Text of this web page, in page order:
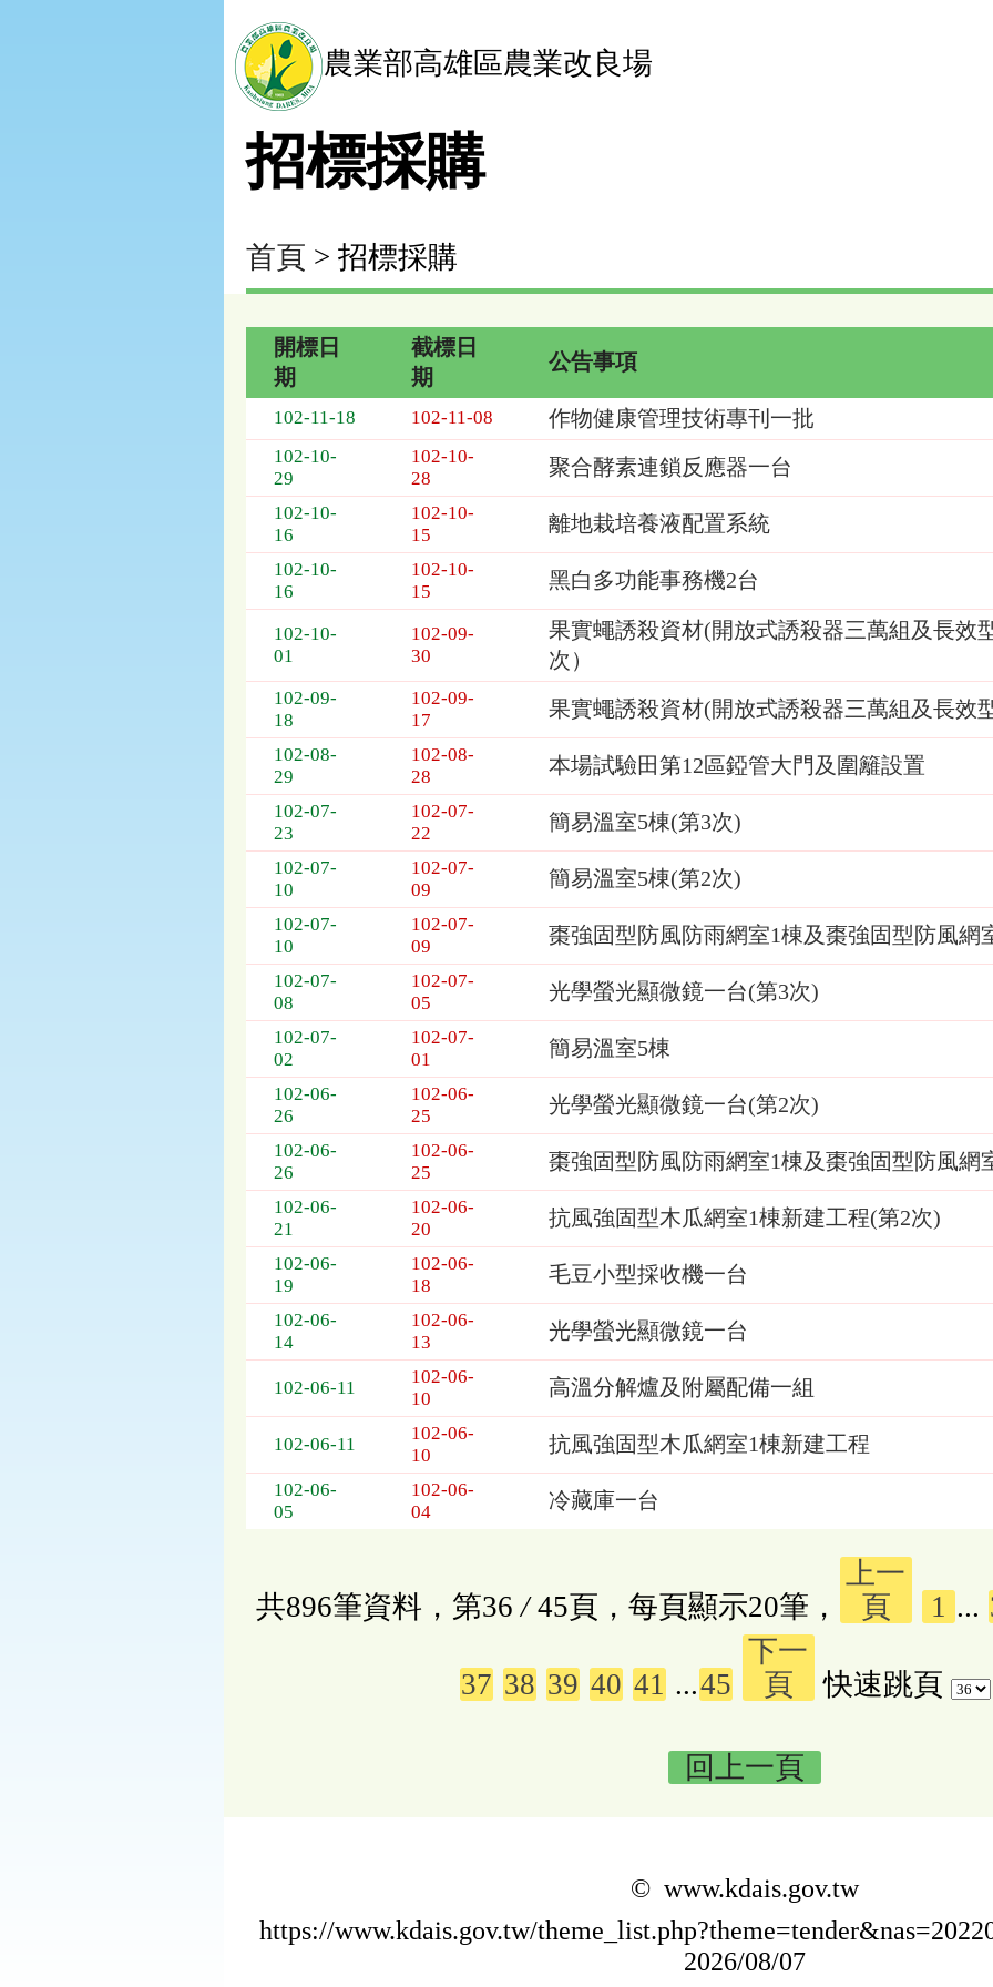
農業部高雄區農業改良場
招標採購
首頁 > 招標採購
列
表，
為：
標
期、
期、
公
開標日
期
截標日
期
公告事項
102-11-18 102-11-08 作物健康管理技術專刊一批
102-10-
29
102-10-
28
聚合酵素連鎖反應器一台
102-10-
16
102-10-
15
離地栽培養液配置系統
102-10-
16
102-10-
15
黑白多功能事務機2台
102-10-
01
102-09-
30
果實蠅誘殺資材(開放式誘殺器三萬組及長效
次）
102-09-
18
102-09-
17
果實蠅誘殺資材(開放式誘殺器三萬組及長效
102-08-
29
102-08-
28
本場試驗田第12區錏管大門及圍籬設置
102-07-
23
102-07-
22
簡易溫室5棟(第3次)
102-07-
10
102-07-
09
簡易溫室5棟(第2次)
102-07-
10
102-07-
09
棗強固型防風防雨網室1棟及棗強固型防風網
102-07-
08
102-07-
05
光學螢光顯微鏡一台(第3次)
102-07-
02
102-07-
01
簡易溫室5棟
102-06-
26
102-06-
25
光學螢光顯微鏡一台(第2次)
102-06-
26
102-06-
25
棗強固型防風防雨網室1棟及棗強固型防風網
102-06-
21
102-06-
20
抗風強固型木瓜網室1棟新建工程(第2次)
102-06-
19
102-06-
18
毛豆小型採收機一台
102-06-
14
102-06-
13
光學螢光顯微鏡一台
102-06-11
102-06-
10
高溫分解爐及附屬配備一組
102-06-11
102-06-
10
抗風強固型木瓜網室1棟新建工程
102-06-
05
102-06-
04
冷藏庫一台
共896筆資料，第36 /45頁，每頁顯示20筆，
上一
頁
1 ...
37 38 39 40 41 ...45
下一
頁
快速跳頁
回上一頁
© www.kdais.gov.tw
https://www.kdais.gov.tw/
2026/08/07